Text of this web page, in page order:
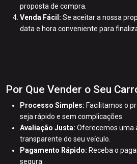
proposta de compra.
Venda Fácil: Se aceitar a nossa
data e hora conveniente para
Por Que Vender o Seu
Processo Simples: Facilitamos o
seja rápido e sem complicações.
Avaliação Justa: Oferecemos uma
transparente do seu veículo.
Pagamento Rápido: Receba o
segura.